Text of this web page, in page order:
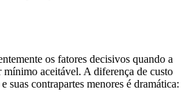
os fatores decisivos quando a
aceitável. A diferença de custo
suas contrapartes menores é dramática: